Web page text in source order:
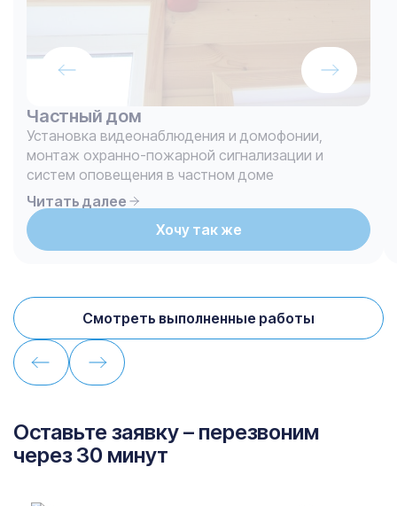
Частный дом
Установка видеонаблюдения и домофонии,
монтаж охранно-пожарной сигнализации и
систем оповещения в частном доме
Читать далее
Хочу так же
Смотреть выполненные работы
Оставьте заявку – перезвоним
через 30 минут